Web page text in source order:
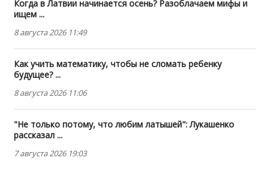
Когда в Латвии начинается осень? Разоблачаем мифы и
ищем ...
8 августа 2026 11:49
Как учить математику, чтобы не сломать ребенку
будущее? ...
8 августа 2026 11:06
"Не только потому, что любим латышей": Лукашенко
рассказал ...
7 августа 2026 19:03